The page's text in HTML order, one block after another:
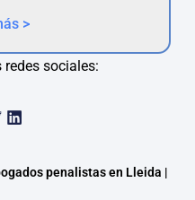
>
sociales:
penalistas en Lleida |